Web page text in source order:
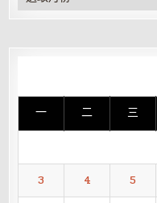
整
一 二 三
3
4 5